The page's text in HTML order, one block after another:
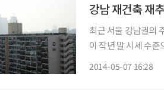
강남 재건축 재
최근 서울 강남권의
이 작년 말 시세 수
2014-05-07 16:28